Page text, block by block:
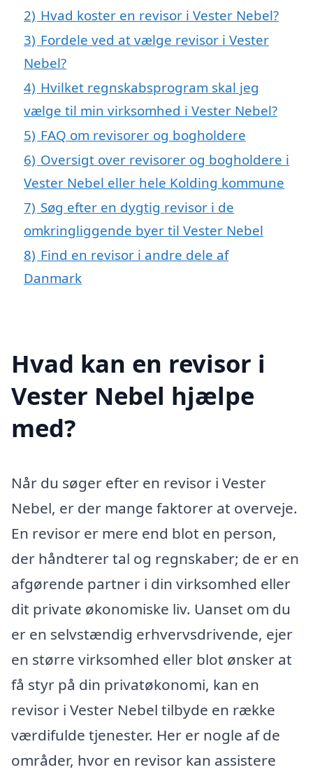
2) Hvad koster en revisor i Vester Nebel?
3) Fordele ved at vælge revisor i Vester
Nebel?
4) Hvilket regnskabsprogram skal jeg
vælge til min virksomhed i Vester Nebel?
5) FAQ om revisorer og bogholdere
6) Oversigt over revisorer og bogholdere i
Vester Nebel eller hele Kolding kommune
7) Søg efter en dygtig revisor i de
omkringliggende byer til Vester Nebel
8) Find en revisor i andre dele af
Danmark
Hvad kan en revisor i
Vester Nebel hjælpe
med?
Når du søger efter en revisor i Vester
Nebel, er der mange faktorer at overveje.
En revisor er mere end blot en person,
der håndterer tal og regnskaber; de er en
afgørende partner i din virksomhed eller
dit private økonomiske liv. Uanset om du
er en selvstændig erhvervsdrivende, ejer
en større virksomhed eller blot ønsker at
få styr på din privatøkonomi, kan en
revisor i Vester Nebel tilbyde en række
værdifulde tjenester. Her er nogle af de
områder, hvor en revisor kan assistere